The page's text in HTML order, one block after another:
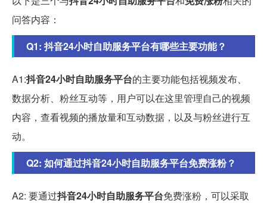
问答内容：
Q1: 抖音24小时自助服务平台有哪些主要功能？
A1:抖音24小时自助服务平台的主要功能包括视频发布、
数据分析、粉丝互动等，用户可以在这里管理自己的视频
内容，查看视频的播放量和互动数据，以及与粉丝进行互
动。
Q2: 如何通过抖音24小时自助服务平台免费涨粉？
A2: 要通过抖音24小时自助服务平台免费涨粉，可以采取